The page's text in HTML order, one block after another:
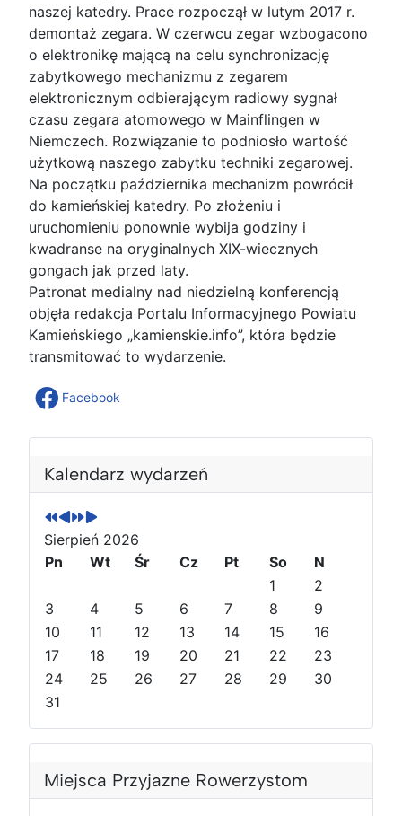
naszej katedry. Prace rozpoczął w lutym 2017 r.
demontaż zegara. W czerwcu zegar wzbogacono
o elektronikę mającą na celu synchronizację
zabytkowego mechanizmu z zegarem
elektronicznym odbierającym radiowy sygnał
czasu zegara atomowego w Mainflingen w
Niemczech. Rozwiązanie to podniosło wartość
użytkową naszego zabytku techniki zegarowej.
Na początku października mechanizm powrócił
do kamieńskiej katedry. Po złożeniu i
uruchomieniu ponownie wybija godziny i
kwadranse na oryginalnych XIX-wiecznych
gongach jak przed laty.
Patronat medialny nad niedzielną konferencją
objęła redakcja Portalu Informacyjnego Powiatu
Kamieńskiego „kamienskie.info”, która będzie
transmitować to wydarzenie.
Facebook
Kalendarz wydarzeń
P
p
z
e
d
i
r
o
k
P
p
z
e
d
m
i
e
s
ą
N
s
ę
p
N
s
ę
p
n
m
e
s
c
Sierpień 2026
Pn
Wt Śr Cz Pt So
N
1
2
3
4 5 6 7 8
9
10
11 12 13 14 15
16
17
18 19 20 21 22
23
24
25 26 27 28 29
30
31
Miejsca Przyjazne Rowerzystom